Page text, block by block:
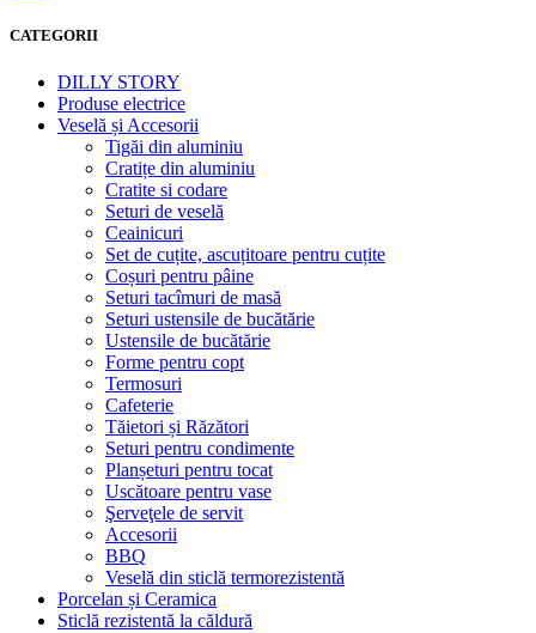
CATEGORII
DILLY STORY
Produse electrice
Veselă și Accesorii
Tigăi din aluminiu
Cratițe din aluminiu
Cratite si codare
Seturi de veselă
Ceainicuri
Set de cuțite, ascuțitoare pentru cuțite
Coșuri pentru pâine
Seturi tacîmuri de masă
Seturi ustensile de bucătărie
Ustensile de bucătărie
Forme pentru copt
Termosuri
Cafeterie
Tăietori și Răzători
Seturi pentru condimente
Planșeturi pentru tocat
Uscătoare pentru vase
Şerveţele de servit
Accesorii
BBQ
Veselă din sticlă termorezistentă
Porcelan și Ceramica
Sticlă rezistentă la căldură